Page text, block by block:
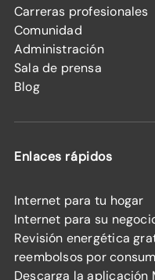
Carreras profesionales
Comunidad
Administración
Sala de prensa
Blog
Enlaces rápidos
Internet para tu hogar
Internet para su
Revisión energética
reembolsos por
Descarga la aplicación